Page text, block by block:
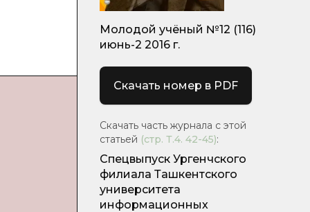
Молодой учёный №12 (116)
июнь-2 2016 г.
Скачать номер в PDF
Скачать часть журнала с этой
статьей (стр. Т.4. 42-45):
Спецвыпуск Ургенчского
филиала Ташкентского
университета
информационных